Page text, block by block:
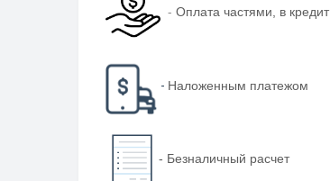
- Оплата частями, в кредит
- Наложенным платежом
- Безналичный расчет